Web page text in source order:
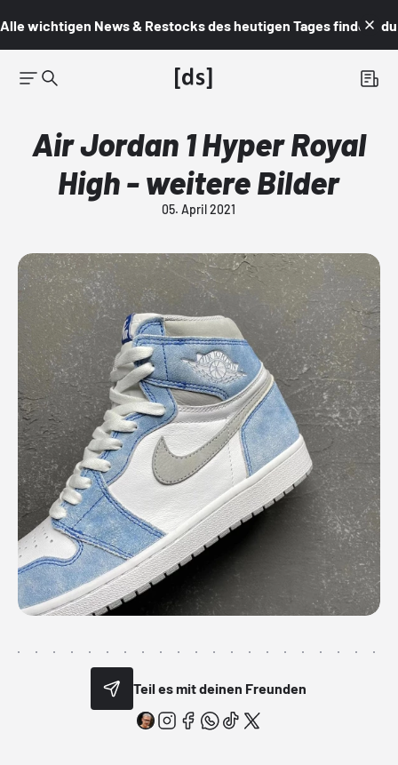
Alle wichtigen News & Restocks des heutigen Tages findest du
Air Jordan 1 Hyper Royal
High - weitere Bilder
05. April 2021
Teil es mit deinen Freunden